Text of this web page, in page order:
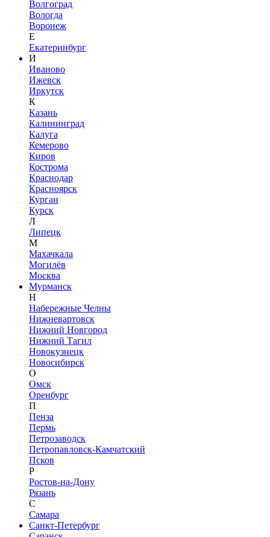
Волгоград
Вологда
Воронеж
Е
Екатеринбург
И
Иваново
Ижевск
Иркутск
К
Казань
Калининград
Калуга
Кемерово
Киров
Кострома
Краснодар
Красноярск
Курган
Курск
Л
Липецк
М
Махачкала
Могилёв
Москва
Мурманск
Н
Набережные Челны
Нижневартовск
Нижний Новгород
Нижний Тагил
Новокузнецк
Новосибирск
О
Омск
Оренбург
П
Пенза
Пермь
Петрозаводск
Петропавловск-Камчатский
Псков
Р
Ростов-на-Дону
Рязань
С
Самара
Санкт-Петербург